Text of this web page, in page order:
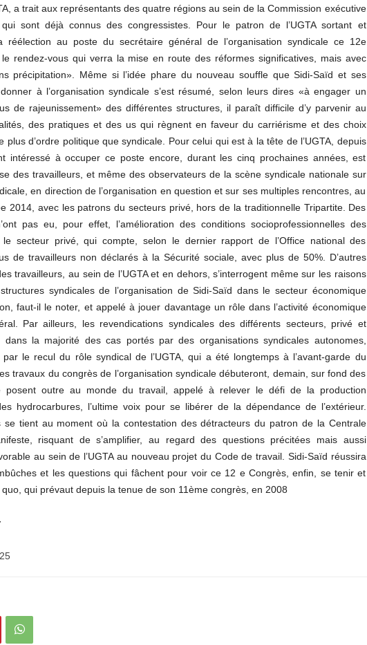
a trait aux représentants des quatre régions au sein de la Commission exécutive
qui sont déjà connus des congressistes. Pour le patron de l’UGTA sortant et
réélection au poste du secrétaire général de l’organisation syndicale ce 12e
rendez-vous qui verra la mise en route des réformes significatives, mais avec
précipitation». Même si l’idée phare du nouveau souffle que Sidi-Saïd et ses
à l’organisation syndicale s’est résumé, selon leurs dires «à engager un
de rajeunissement» des différentes structures, il paraît difficile d’y parvenir au
des pratiques et des us qui règnent en faveur du carriérisme et des choix
plus d’ordre politique que syndicale. Pour celui qui est à la tête de l’UGTA, depuis
intéressé à occuper ce poste encore, durant les cinq prochaines années, est
des travailleurs, et même des observateurs de la scène syndicale nationale sur
en direction de l’organisation en question et sur ses multiples rencontres, au
2014, avec les patrons du secteurs privé, hors de la traditionnelle Tripartite. Des
pas eu, pour effet, l’amélioration des conditions socioprofessionnelles des
le secteur privé, qui compte, selon le dernier rapport de l’Office national des
de travailleurs non déclarés à la Sécurité sociale, avec plus de 50%. D’autres
travailleurs, au sein de l’UGTA et en dehors, s’interrogent même sur les raisons
syndicales de l’organisation de Sidi-Saïd dans le secteur économique
faut-il le noter, et appelé à jouer davantage un rôle dans l’activité économique
Par ailleurs, les revendications syndicales des différents secteurs, privé et
dans la majorité des cas portés par des organisations syndicales autonomes,
par le recul du rôle syndical de l’UGTA, qui a été longtemps à l’avant-garde du
travaux du congrès de l’organisation syndicale débuteront, demain, sur fond des
posent outre au monde du travail, appelé à relever le défi de la production
hydrocarbures, l’ultime voix pour se libérer de la dépendance de l’extérieur.
se tient au moment où la contestation des détracteurs du patron de la Centrale
risquant de s’amplifier, au regard des questions précitées mais aussi
au sein de l’UGTA au nouveau projet du Code de travail. Sidi-Saïd réussira
et les questions qui fâchent pour voir ce 12 e Congrès, enfin, se tenir et
qui prévaut depuis la tenue de son 11ème congrès, en 2008